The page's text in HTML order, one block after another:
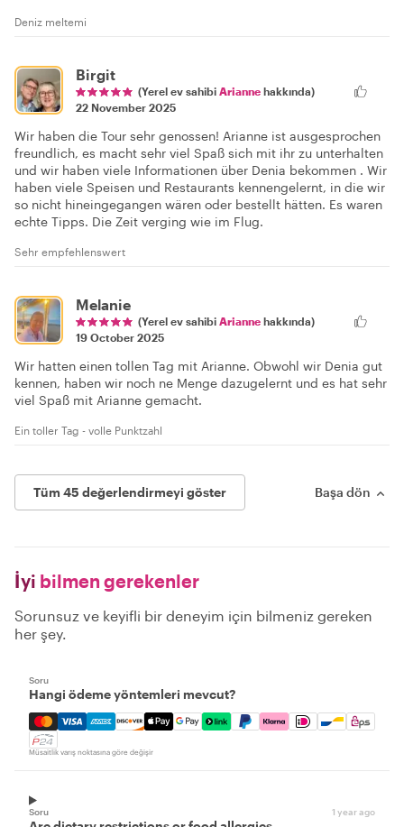
Deniz meltemi
Birgit
(Yerel ev sahibi Arianne hakkında)
22 November 2025
Wir haben die Tour sehr genossen! Arianne ist ausgesprochen
freundlich, es macht sehr viel Spaß sich mit ihr zu unterhalten
und wir haben viele Informationen über Denia bekommen . Wir
haben viele Speisen und Restaurants kennengelernt, in die wir
so nicht hineingegangen wären oder bestellt hätten. Es waren
echte Tipps. Die Zeit verging wie im Flug.
Sehr empfehlenswert
Melanie
(Yerel ev sahibi Arianne hakkında)
19 October 2025
Wir hatten einen tollen Tag mit Arianne. Obwohl wir Denia gut
kennen, haben wir noch ne Menge dazugelernt und es hat sehr
viel Spaß mit Arianne gemacht.
Ein toller Tag - volle Punktzahl
Tüm 45 değerlendirmeyi göster Başa dön
İyi bilmen gerekenler
Sorunsuz ve keyifli bir deneyim için bilmeniz gereken
her şey.
Soru
Hangi ödeme yöntemleri mevcut?
Mastercard, Visa, Amex, Discover, Apple Pay, Google
Müsaitlik varış noktasına göre değişir
Soru 1 year ago